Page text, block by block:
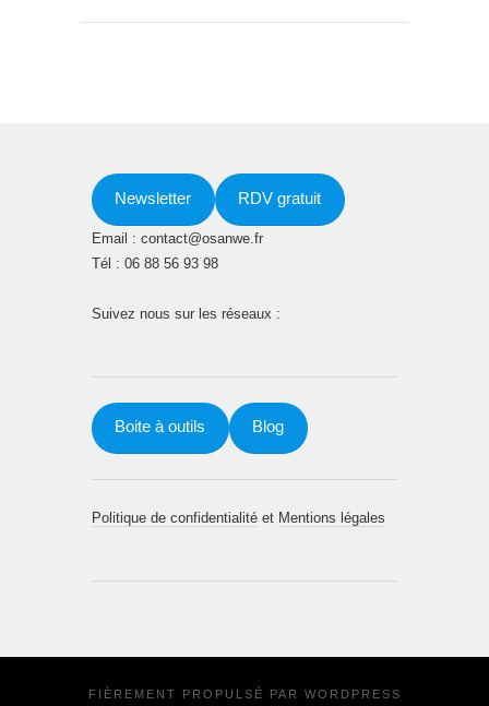
Newsletter RDV gratuit
Email : contact@osanwe.fr
Tél : 06 88 56 93 98
Suivez nous sur les réseaux :
Boite à outils Blog
Politique de confidentialité et Mentions légales
FIÈREMENT PROPULSÉ PAR WORDPRESS